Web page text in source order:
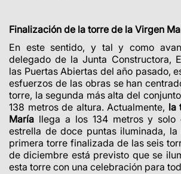
Finalización de la torre de la Virgen
En este sentido, y tal y como
delegado de la Junta Constructora,
las Puertas Abiertas del año pasado,
esfuerzos de las obras se han
torre, la segunda más alta del
138 metros de altura. Actualmente, la
María llega a los 134 metros y solo
estrella de doce puntas iluminada,
primera torre finalizada de las seis
de diciembre está previsto que se
esta torre con una celebración para